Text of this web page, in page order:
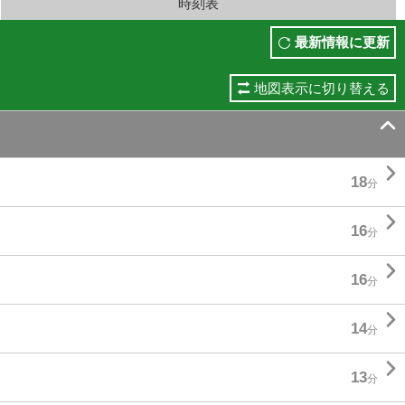
時刻表
最新情報に更新
地図表示に切り替える

18分 
16分 
16分 
14分 
13分 